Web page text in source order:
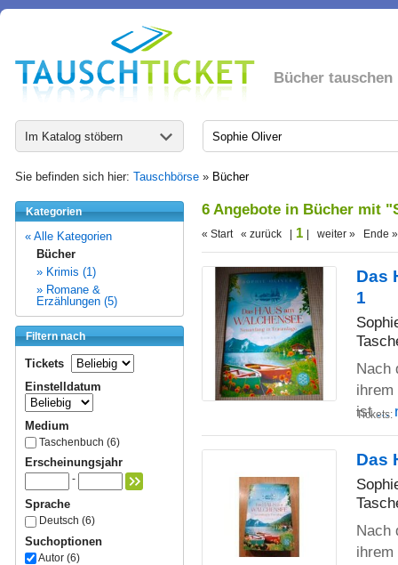
Bücher tauschen
Im Katalog stöbern
Sie befinden sich hier: Tauschbörse » Bücher
Kategorien
« Alle Kategorien
Bücher
» Krimis (1)
» Romane &
Erzählungen (5)
Filtern nach
Tickets
Einstelldatum
Medium
Taschenbuch (6)
Erscheinungsjahr
-
Sprache
Deutsch (6)
Suchoptionen
Autor (6)
6 Angebote in Bücher mit
« Start « zurück | 1 | weiter » Ende »
Das
1
Nach
ist...
Tickets:
Das
Nach